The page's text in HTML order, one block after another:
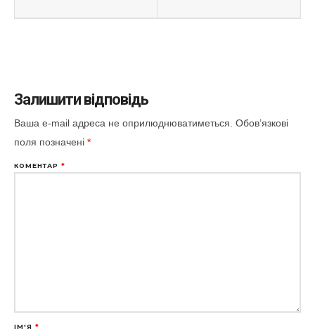
Залишити відповідь
Ваша e-mail адреса не оприлюднюватиметься. Обов’язкові
поля позначені *
КОМЕНТАР *
ІМ'Я *